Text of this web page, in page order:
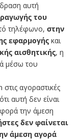
αυτή
του
τηλέφωνο, στην
εφαρμογής και
αισθητικής, η
μέσω του
αγοραστικές
αυτή δεν είναι
την άμεση
δεν φαίνεται
άμεση αγορά